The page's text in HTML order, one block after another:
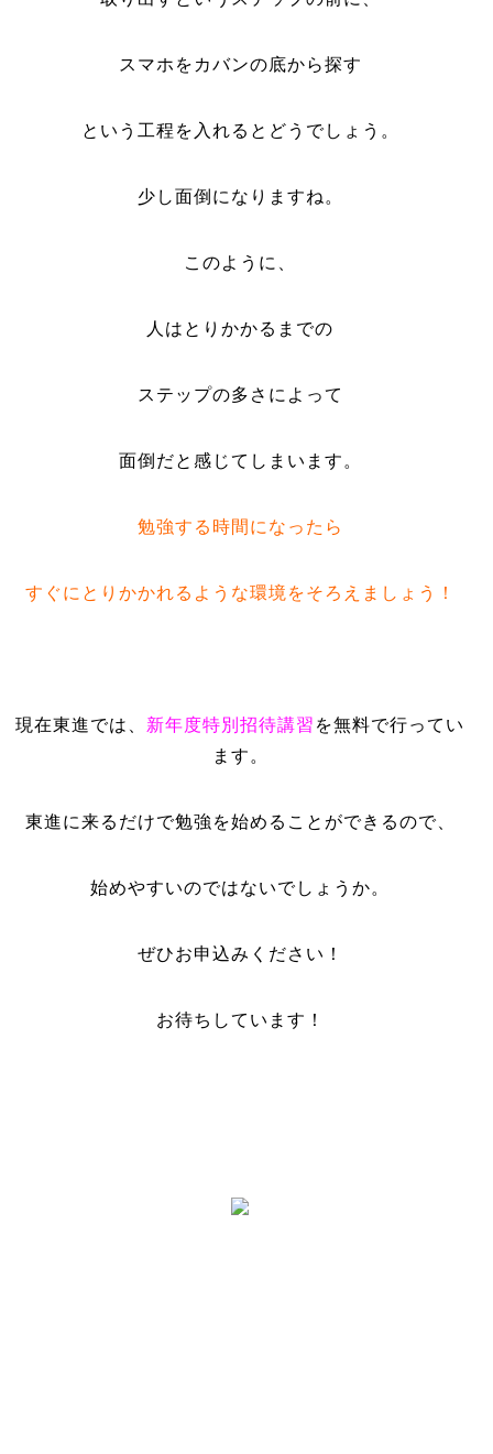
スマホをカバンの底から探す
という工程を入れるとどうでしょう。
少し面倒になりますね。
このように、
人はとりかかるまでの
ステップの多さによって
面倒だと感じてしまいます。
勉強する時間になったら
すぐにとりかかれるような環境をそろえましょう！
現在東進では、 新年度特別招待講習 を無料で行ってい
ます。
東進に来るだけで勉強を始めることができるので、
始めやすいのではないでしょうか。
ぜひお申込みください！
お待ちしています！